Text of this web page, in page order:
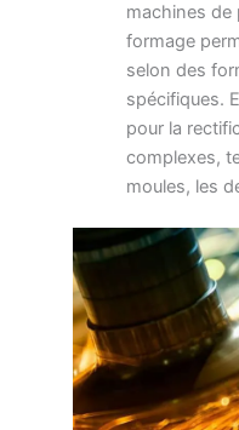
machines de
formage
selon des
spécifiques.
pour la
complexes,
moules, les